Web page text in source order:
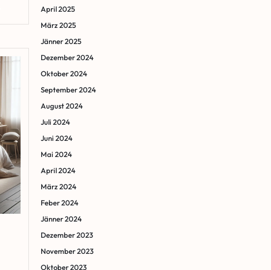
April 2025
März 2025
Jänner 2025
Dezember 2024
Oktober 2024
September 2024
August 2024
Juli 2024
Juni 2024
Mai 2024
April 2024
März 2024
Feber 2024
Jänner 2024
Dezember 2023
November 2023
Oktober 2023